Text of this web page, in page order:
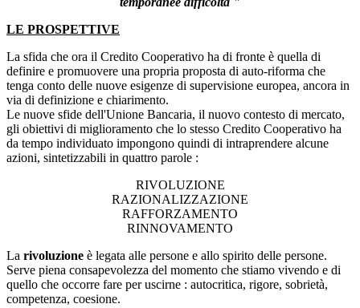
LE PROSPETTIVE
La sfida che ora il Credito Cooperativo ha di fronte è quella di
definire e promuovere una propria proposta di auto-riforma che
tenga conto delle nuove esigenze di supervisione europea, ancora in
via di definizione e chiarimento.
Le nuove sfide dell'Unione Bancaria, il nuovo contesto di mercato,
gli obiettivi di miglioramento che lo stesso Credito Cooperativo ha
da tempo individuato impongono quindi di intraprendere alcune
azioni, sintetizzabili in quattro parole :
RIVOLUZIONE
RAZIONALIZZAZIONE
RAFFORZAMENTO
RINNOVAMENTO
La rivoluzione è legata alle persone e allo spirito delle persone.
Serve piena consapevolezza del momento che stiamo vivendo e di
quello che occorre fare per uscirne : autocritica, rigore, sobrietà,
competenza, coesione.